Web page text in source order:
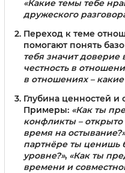
«Какие темы тебе
дружеского
Переход к теме
помогают понять
тебя значит доверие
честность в
в отношениях – какие
Глубина ценностей и
Примеры: «Как ты
конфликты – открыто
время на остывание?»
партнёре ты ценишь
уровне?», «Как ты
времени и